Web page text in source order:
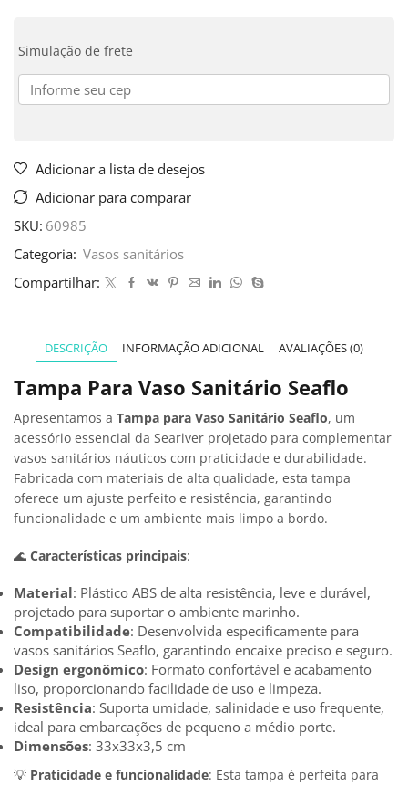
Simulação de frete
Adicionar a lista de desejos
Adicionar para comparar
SKU: 60985
Categoria: Vasos sanitários
Compartilhar:
DESCRIÇÃO INFORMAÇÃO ADICIONAL AVALIAÇÕES (0)
Tampa Para Vaso Sanitário Seaflo
Apresentamos a Tampa para Vaso Sanitário Seaflo, um
acessório essencial da Seariver projetado para complementar
vasos sanitários náuticos com praticidade e durabilidade.
Fabricada com materiais de alta qualidade, esta tampa
oferece um ajuste perfeito e resistência, garantindo
funcionalidade e um ambiente mais limpo a bordo.
🌊 Características principais:
Material: Plástico ABS de alta resistência, leve e durável,
projetado para suportar o ambiente marinho.
Compatibilidade: Desenvolvida especificamente para
vasos sanitários Seaflo, garantindo encaixe preciso e seguro.
Design ergonômico: Formato confortável e acabamento
liso, proporcionando facilidade de uso e limpeza.
Resistência: Suporta umidade, salinidade e uso frequente,
ideal para embarcações de pequeno a médio porte.
Dimensões: 33x33x3,5 cm
💡 Praticidade e funcionalidade: Esta tampa é perfeita para